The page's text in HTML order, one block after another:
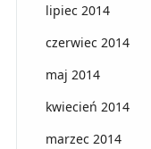
lipiec 2014
czerwiec 2014
maj 2014
kwiecień 2014
marzec 2014